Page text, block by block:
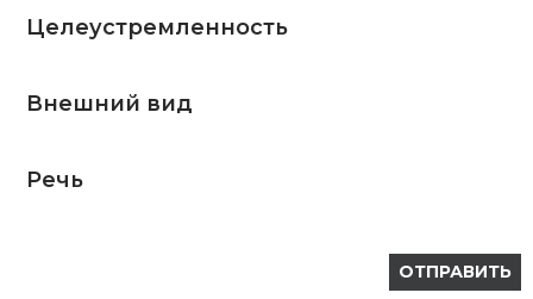
Целеустремленность
Внешний вид
Речь